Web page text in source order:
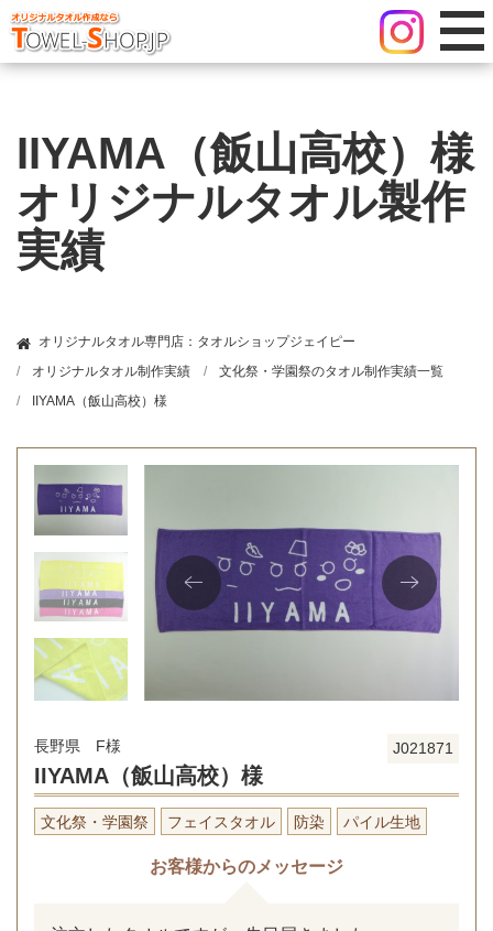
IIYAMA（飯山高校）様
オリジナルタオル製作
実績
オリジナルタオル専門店：タオルショップジェイピー
オリジナルタオル制作実績
文化祭・学園祭のタオル制作実績一覧
IIYAMA（飯山高校）様
J021871
長野県 F様
IIYAMA（飯山高校）様
文化祭・学園祭 フェイスタオル 防染 パイル生地
お客様からのメッセージ